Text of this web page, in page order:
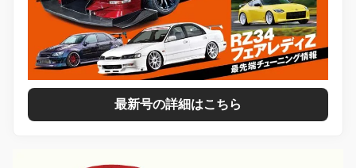
最新号の詳細はこちら